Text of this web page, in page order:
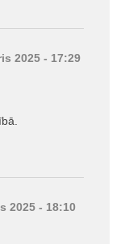
2025 - 17:29
2025 - 18:10